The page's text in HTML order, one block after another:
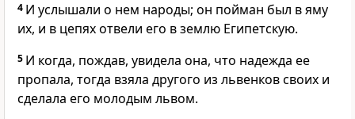
4 И услышали о нем народы; он пойман был в яму
их, и в цепях отвели его в землю Египетскую.
5 И когда, пождав, увидела она, что надежда ее
пропала, тогда взяла другого из львенков своих и
сделала его молодым львом.